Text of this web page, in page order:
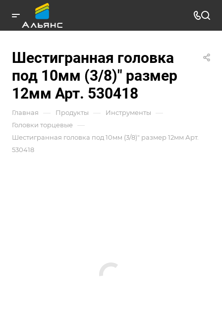
Шестигранная головка
под 10мм (3/8)" размер
12мм Арт. 530418
Главная — Продукты — Инструменты —
Головки торцевые —
Шестигранная головка под 10мм (3/8)" размер 12мм Арт.
530418